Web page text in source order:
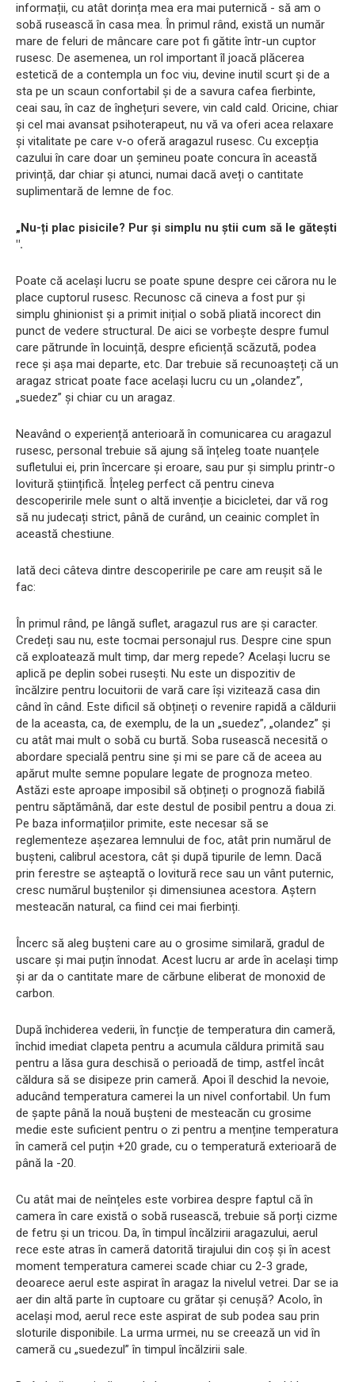
informații, cu atât dorința mea era mai puternică - să am o
sobă rusească în casa mea. În primul rând, există un număr
mare de feluri de mâncare care pot fi gătite într-un cuptor
rusesc. De asemenea, un rol important îl joacă plăcerea
estetică de a contempla un foc viu, devine inutil scurt și de a
sta pe un scaun confortabil și de a savura cafea fierbinte,
ceai sau, în caz de înghețuri severe, vin cald cald. Oricine, chiar
și cel mai avansat psihoterapeut, nu vă va oferi acea relaxare
și vitalitate pe care v-o oferă aragazul rusesc. Cu excepția
cazului în care doar un șemineu poate concura în această
privință, dar chiar și atunci, numai dacă aveți o cantitate
suplimentară de lemne de foc.
„Nu-ți plac pisicile? Pur și simplu nu știi cum să le gătești
".
Poate că același lucru se poate spune despre cei cărora nu le
place cuptorul rusesc. Recunosc că cineva a fost pur și
simplu ghinionist și a primit inițial o sobă pliată incorect din
punct de vedere structural. De aici se vorbește despre fumul
care pătrunde în locuință, despre eficiență scăzută, podea
rece și așa mai departe, etc. Dar trebuie să recunoașteți că un
aragaz stricat poate face același lucru cu un „olandez”,
„suedez” și chiar cu un aragaz.
Neavând o experiență anterioară în comunicarea cu aragazul
rusesc, personal trebuie să ajung să înțeleg toate nuanțele
sufletului ei, prin încercare și eroare, sau pur și simplu printr-o
lovitură științifică. Înțeleg perfect că pentru cineva
descoperirile mele sunt o altă invenție a bicicletei, dar vă rog
să nu judecați strict, până de curând, un ceainic complet în
această chestiune.
Iată deci câteva dintre descoperirile pe care am reușit să le
fac:
În primul rând, pe lângă suflet, aragazul rus are și caracter.
Credeți sau nu, este tocmai personajul rus. Despre cine spun
că exploatează mult timp, dar merg repede? Același lucru se
aplică pe deplin sobei rusești. Nu este un dispozitiv de
încălzire pentru locuitorii de vară care își vizitează casa din
când în când. Este dificil să obțineți o revenire rapidă a căldurii
de la aceasta, ca, de exemplu, de la un „suedez”, „olandez” și
cu atât mai mult o sobă cu burtă. Soba rusească necesită o
abordare specială pentru sine și mi se pare că de aceea au
apărut multe semne populare legate de prognoza meteo.
Astăzi este aproape imposibil să obțineți o prognoză fiabilă
pentru săptămână, dar este destul de posibil pentru a doua zi.
Pe baza informațiilor primite, este necesar să se
reglementeze așezarea lemnului de foc, atât prin numărul de
bușteni, calibrul acestora, cât și după tipurile de lemn. Dacă
prin ferestre se așteaptă o lovitură rece sau un vânt puternic,
cresc numărul buștenilor și dimensiunea acestora. Aștern
mesteacăn natural, ca fiind cei mai fierbinți.
Încerc să aleg bușteni care au o grosime similară, gradul de
uscare și mai puțin înnodat. Acest lucru ar arde în același timp
și ar da o cantitate mare de cărbune eliberat de monoxid de
carbon.
După închiderea vederii, în funcție de temperatura din cameră,
închid imediat clapeta pentru a acumula căldura primită sau
pentru a lăsa gura deschisă o perioadă de timp, astfel încât
căldura să se disipeze prin cameră. Apoi îl deschid la nevoie,
aducând temperatura camerei la un nivel confortabil. Un fum
de șapte până la nouă bușteni de mesteacăn cu grosime
medie este suficient pentru o zi pentru a menține temperatura
în cameră cel puțin +20 grade, cu o temperatură exterioară de
până la -20.
Cu atât mai de neînțeles este vorbirea despre faptul că în
camera în care există o sobă rusească, trebuie să porți cizme
de fetru și un tricou. Da, în timpul încălzirii aragazului, aerul
rece este atras în cameră datorită tirajului din coș și în acest
moment temperatura camerei scade chiar cu 2-3 grade,
deoarece aerul este aspirat în aragaz la nivelul vetrei. Dar se ia
aer din altă parte în cuptoare cu grătar și cenușă? Acolo, în
același mod, aerul rece este aspirat de sub podea sau prin
sloturile disponibile. La urma urmei, nu se creează un vid în
cameră cu „suedezul” în timpul încălzirii sale.